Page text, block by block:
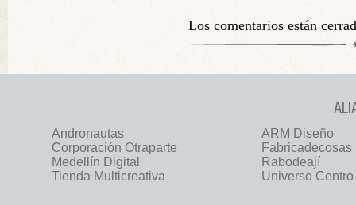
Los comentarios están
Andronautas
ARM Diseño
Corporación Otraparte
Fabricadecosas
Medellín Digital
Rabodeají
Tienda Multicreativa
Universo Centro